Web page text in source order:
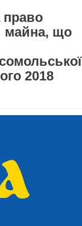
право
майна, що
2018